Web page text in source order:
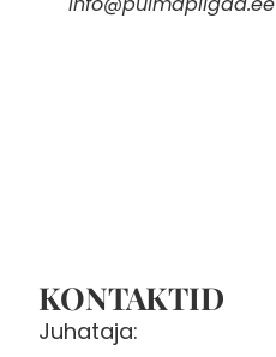
KONTAKTID
Juhataja: